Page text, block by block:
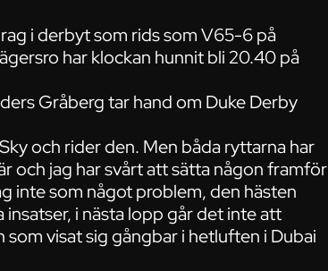
i derbyt som rids som V65-6 på
har klockan hunnit bli 20.40 på
Gråberg tar hand om Duke Derby
och rider den. Men båda ryttarna har
och jag har svårt att sätta någon framför
inte som något problem, den hästen
insatser, i nästa lopp går det inte att
visat sig gångbar i hetluften i Dubai